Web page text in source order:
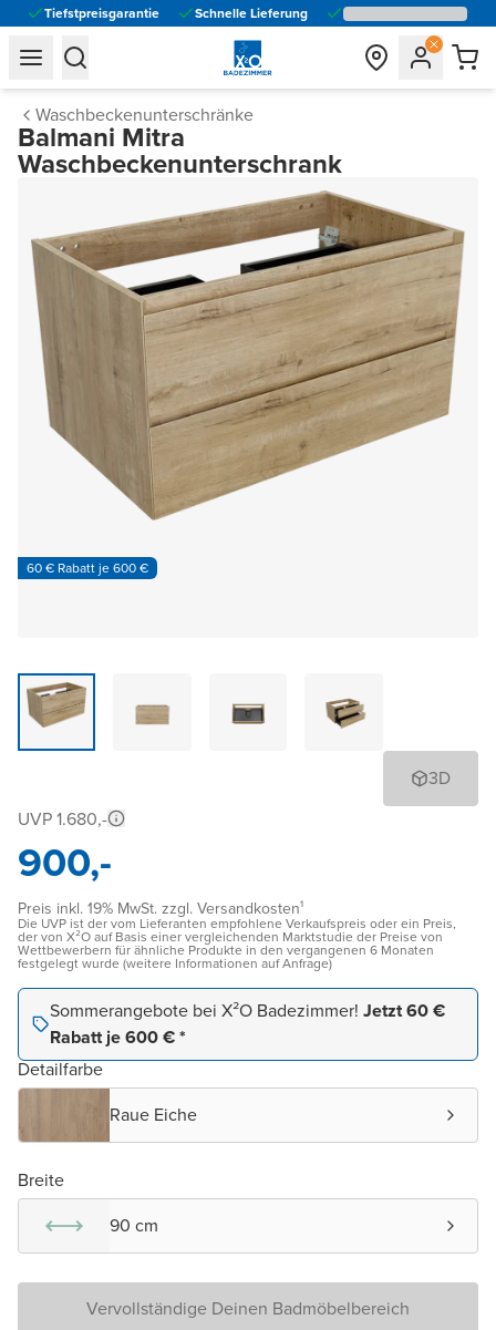
Tiefstpreisgarantie Schnelle Lieferung
general.navigation.toggle_menu.label
general.navigation.toggle_menu.label
Waschbeckenunterschränke
Balmani Mitra
Waschbeckenunterschrank
60 € Rabatt je 600 €
3D
UVP 1.680,-
900,-
Preis inkl. 19% MwSt. zzgl. Versandkosten¹
Die UVP ist der vom Lieferanten empfohlene Verkaufspreis oder ein Preis,
der von X²O auf Basis einer vergleichenden Marktstudie der Preise von
Wettbewerbern für ähnliche Produkte in den vergangenen 6 Monaten
festgelegt wurde (weitere Informationen auf Anfrage)
Sommerangebote bei X²O Badezimmer! Jetzt 60 €
Rabatt je 600 € *
Detailfarbe
Raue Eiche
Breite
90 cm
Vervollständige Deinen Badmöbelbereich